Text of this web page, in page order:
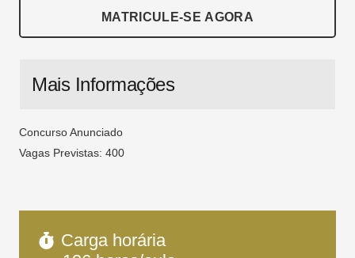
MATRICULE-SE AGORA
Mais Informações
Concurso Anunciado
Vagas Previstas: 400
Carga horária